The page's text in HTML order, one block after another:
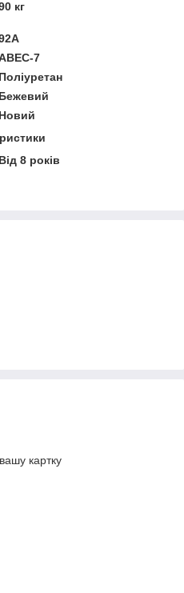
кг
7
Поліуретан
Бежевий
Новий
Від 8 років
картку